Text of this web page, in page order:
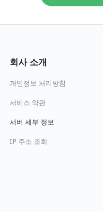
회사 소개
개인정보 처리방침
서비스 약관
서버 세부 정보
IP 주소 조회